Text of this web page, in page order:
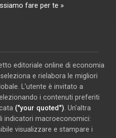
fare per te »
editoriale online di economia
e rielabora le migliori
L'utente è invitato a
i contenuti preferiti
("your quoted"). Un'altra
indicatori macroeconomici:
visualizzare e stampare i